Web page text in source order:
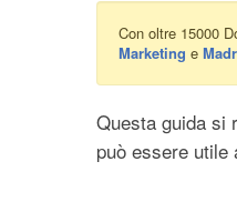
Con oltre 15000
Marketing e
Questa guida si
può essere utile